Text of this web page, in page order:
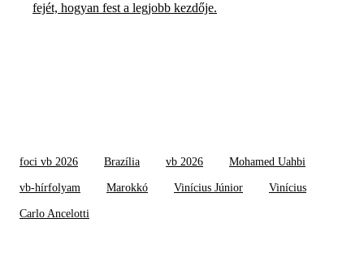
fejét, hogyan fest a legjobb kezdője.
foci vb 2026 Brazília vb 2026 Mohamed Uahbi
vb-hírfolyam Marokkó Vinícius Júnior Vinícius
Carlo Ancelotti